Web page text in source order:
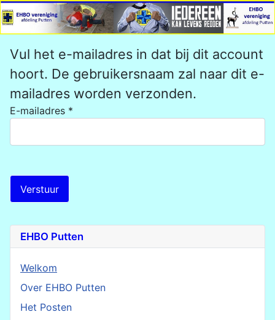
EHBO Putten
Welkom
Over EHBO Putten
Het Posten
Vul het e-mailadres in dat bij dit account
hoort. De gebruikersnaam zal naar dit e-
mailadres worden verzonden.
E-mailadres *
Verstuur